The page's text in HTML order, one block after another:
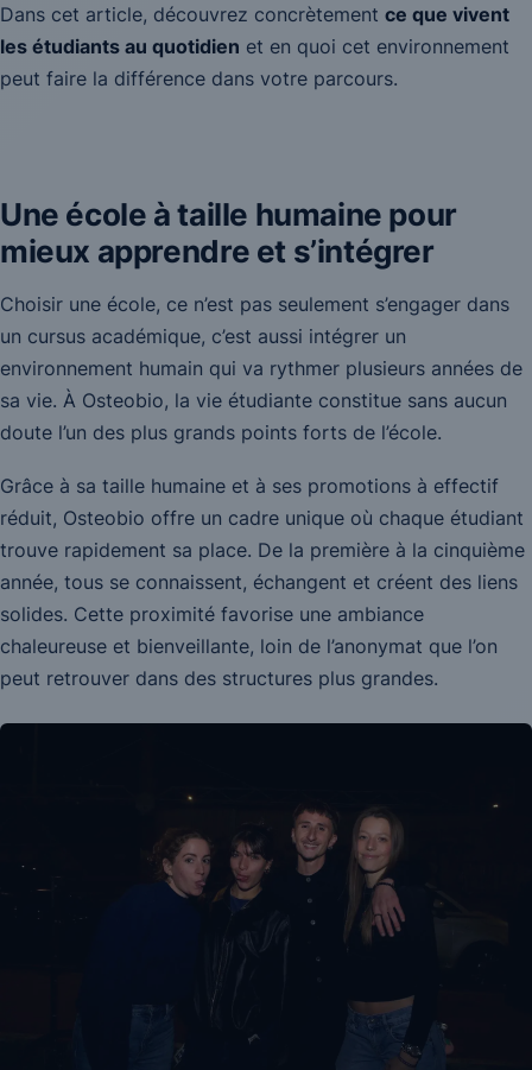
Dans cet article, découvrez concrètement ce que vivent
les étudiants au quotidien et en quoi cet environnement
peut faire la différence dans votre parcours.
Une école à taille humaine pour
mieux apprendre et s’intégrer
Choisir une école, ce n’est pas seulement s’engager dans
un cursus académique, c’est aussi intégrer un
environnement humain qui va rythmer plusieurs années de
sa vie. À Osteobio, la vie étudiante constitue sans aucun
doute l’un des plus grands points forts de l’école.
Grâce à sa taille humaine et à ses promotions à effectif
réduit, Osteobio offre un cadre unique où chaque étudiant
trouve rapidement sa place. De la première à la cinquième
année, tous se connaissent, échangent et créent des liens
solides. Cette proximité favorise une ambiance
chaleureuse et bienveillante, loin de l’anonymat que l’on
peut retrouver dans des structures plus grandes.